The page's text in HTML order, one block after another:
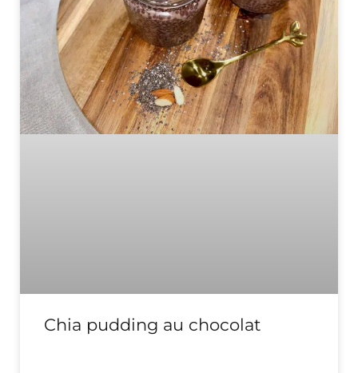
Chia pudding au chocolat